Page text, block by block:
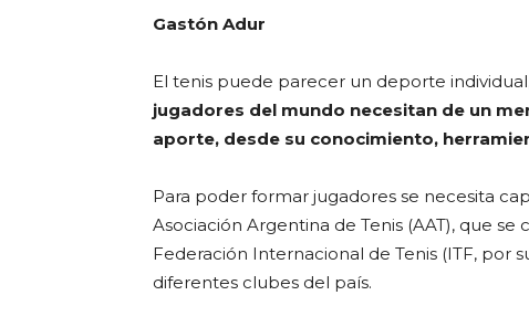
Gastón Adur
El tenis puede parecer un deporte
jugadores del mundo necesitan de un
aporte, desde su conocimiento,
Para poder formar jugadores se necesita
Asociación Argentina de Tenis (AAT), que
Federación Internacional de Tenis (ITF, por
diferentes clubes del país.